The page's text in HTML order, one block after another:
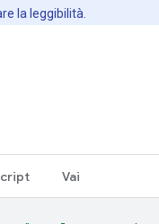
la leggibilità.
Vai